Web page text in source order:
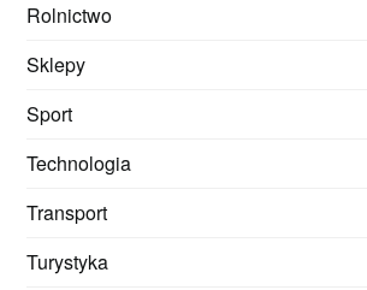
Rolnictwo
Sklepy
Sport
Technologia
Transport
Turystyka